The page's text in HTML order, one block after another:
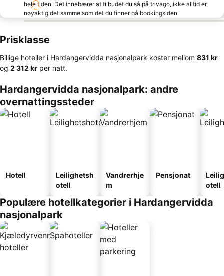
hele tiden. Det innebærer at tilbudet du så på trivago, ikke alltid er
nøyaktig det samme som det du finner på bookingsiden.
Prisklasse
Billige hoteller i Hardangervidda nasjonalpark koster mellom ‎831 kr
og ‎2 312 kr per natt.
Hardangervidda nasjonalpark: andre
overnattingssteder
Hotell
Leilighetsh
otell
Vandrerhje
m
Pensjonat
otell
Populære hotellkategorier i Hardangervidda
nasjonalpark